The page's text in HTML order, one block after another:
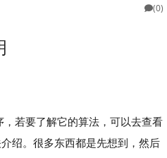
(0)
若要了解它的算法，可以去查看
绍。很多东西都是先想到，然后